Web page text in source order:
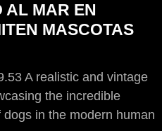
AL MAR EN
MASCOTAS